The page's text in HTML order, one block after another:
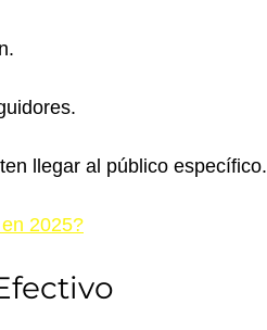
llegar al público específico.
2025?